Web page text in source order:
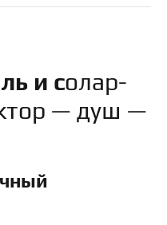
и солар-
— душ —